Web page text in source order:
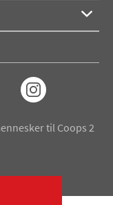
til Coops 2